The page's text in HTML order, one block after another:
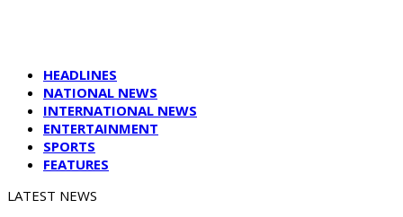
HEADLINES
NATIONAL NEWS
INTERNATIONAL NEWS
ENTERTAINMENT
SPORTS
FEATURES
LATEST NEWS